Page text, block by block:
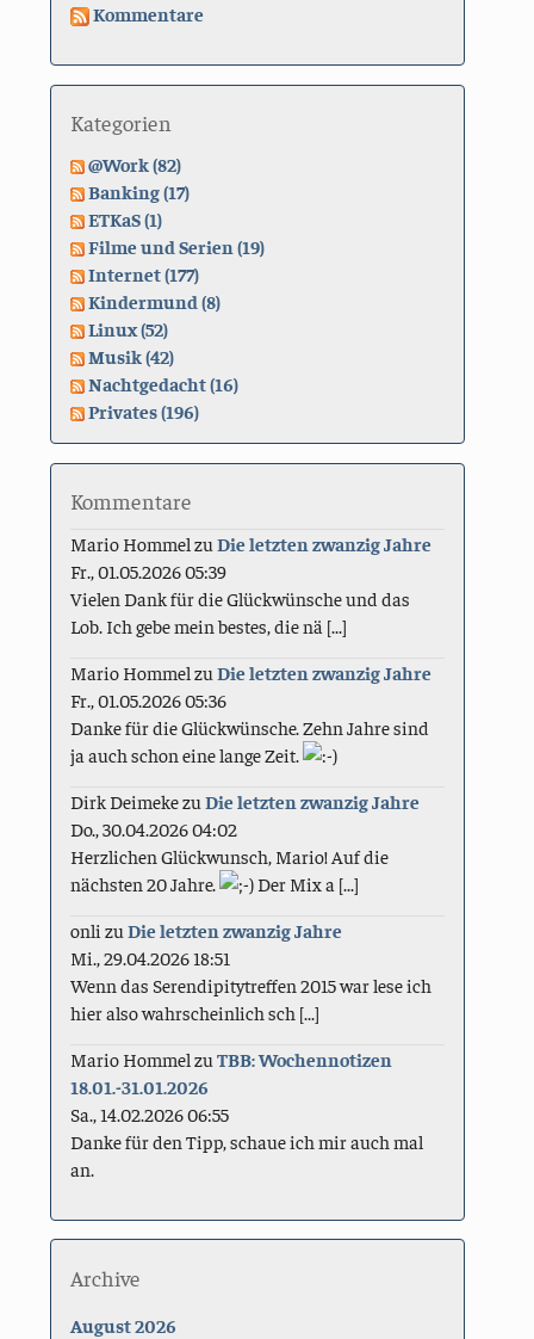
Kommentare
Kategorien
@Work (82)
Banking (17)
ETKaS (1)
Filme und Serien (19)
Internet (177)
Kindermund (8)
Linux (52)
Musik (42)
Nachtgedacht (16)
Privates (196)
Kommentare
Mario Hommel zuDie letzten zwanzig Jahre
Fr., 01.05.2026 05:39
Vielen Dank für die Glückwünsche und das
Lob. Ich gebe mein bestes, die nä [...]
Mario Hommel zuDie letzten zwanzig Jahre
Fr., 01.05.2026 05:36
Danke für die Glückwünsche. Zehn Jahre sind
ja auch schon eine lange Zeit.
Dirk DeimekezuDie letzten zwanzig Jahre
Do., 30.04.2026 04:02
Herzlichen Glückwunsch, Mario! Auf die
nächsten 20 Jahre.
Der Mix a [...]
onli zuDie letzten zwanzig Jahre
Mi., 29.04.2026 18:51
Wenn das Serendipitytreffen 2015 war lese ich
hier also wahrscheinlich sch [...]
Mario Hommel zuTBB: Wochennotizen
18.01.-31.01.2026
Sa., 14.02.2026 06:55
Danke für den Tipp, schaue ich mir auch mal
an.
Archive
August 2026